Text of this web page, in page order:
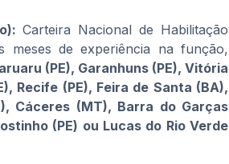
Carteira Nacional de Habilitação
meses de experiência na função,
(PE), Garanhuns (PE), Vitória
Recife (PE), Feira de Santa (BA),
Cáceres (MT), Barra do Garças
(PE) ou Lucas do Rio Verde